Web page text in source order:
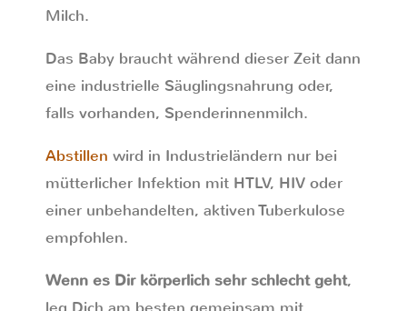
Milch.
Das Baby braucht während dieser Zeit dann
eine industrielle Säuglingsnahrung oder,
falls vorhanden, Spenderinnenmilch.
Abstillen wird in Industrieländern nur bei
mütterlicher Infektion mit HTLV, HIV oder
einer unbehandelten, aktiven Tuberkulose
empfohlen.
Wenn es Dir körperlich sehr schlecht geht,